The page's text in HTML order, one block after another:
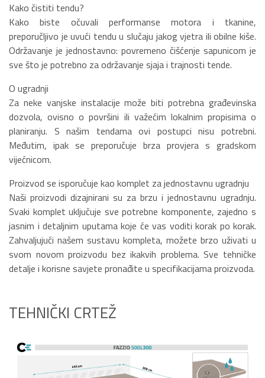
Kako čistiti tendu?
Kako biste očuvali performanse motora i tkanine,
preporučljivo je uvući tendu u slučaju jakog vjetra ili obilne kiše.
Održavanje je jednostavno: povremeno čišćenje sapunicom je
sve što je potrebno za održavanje sjaja i trajnosti tende.
O ugradnji
Za neke vanjske instalacije može biti potrebna građevinska
dozvola, ovisno o površini ili važećim lokalnim propisima o
planiranju. S našim tendama ovi postupci nisu potrebni.
Međutim, ipak se preporučuje brza provjera s gradskom
vijećnicom.
Proizvod se isporučuje kao komplet za jednostavnu ugradnju
Naši proizvodi dizajnirani su za brzu i jednostavnu ugradnju.
Svaki komplet uključuje sve potrebne komponente, zajedno s
jasnim i detaljnim uputama koje će vas voditi korak po korak.
Zahvaljujući našem sustavu kompleta, možete brzo uživati u
svom novom proizvodu bez ikakvih problema. Sve tehničke
detalje i korisne savjete pronađite u specifikacijama proizvoda.
TEHNIČKI CRTEŽ